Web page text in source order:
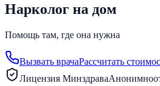
Нарколог на дом
Помощь там, где она нужна
Вызвать врачаРассчитать
Лицензия МинздраваАнонимно